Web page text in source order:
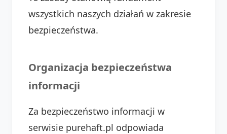
wszystkich naszych działań w zakresie
bezpieczeństwa.
Organizacja bezpieczeństwa
informacji
Za bezpieczeństwo informacji w
serwisie purehaft.pl odpowiada